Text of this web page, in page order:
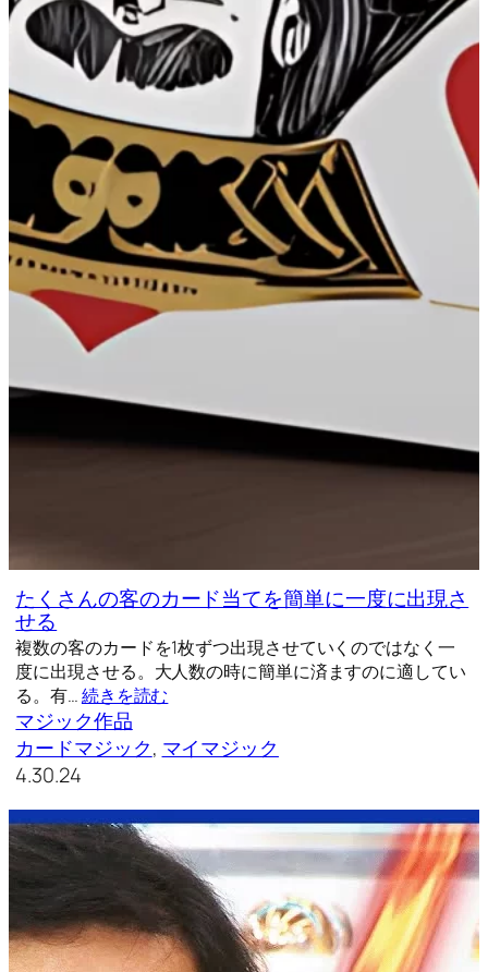
たくさんの客のカード当てを簡単に一度に出現さ
せる
複数の客のカードを1枚ずつ出現させていくのではなく一
度に出現させる。大人数の時に簡単に済ますのに適してい
る。有…続きを読む
マジック作品
カードマジック, マイマジック
4.30.24